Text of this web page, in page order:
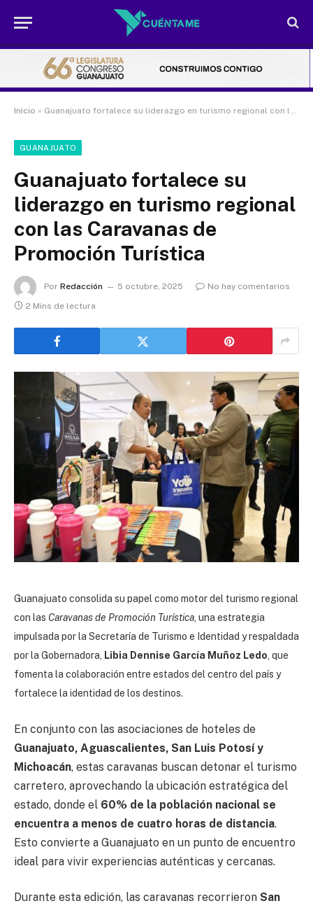
Inicio » Guanajuato fortalece su liderazgo en turismo regional con las Caravanas de Promoción Turística
GUANAJUATO
Guanajuato fortalece su
liderazgo en turismo regional
con las Caravanas de
Promoción Turística
Por Redacción 5 octubre, 2025
No hay comentarios
2 Mins de lectura
Guanajuato consolida su papel como motor del turismo regional
con las Caravanas de Promoción Turística, una estrategia
impulsada por la Secretaría de Turismo e Identidad y respaldada
por la Gobernadora, Libia Dennise García Muñoz Ledo, que
fomenta la colaboración entre estados del centro del país y
fortalece la identidad de los destinos.
En conjunto con las asociaciones de hoteles de
Guanajuato, Aguascalientes, San Luis Potosí y
Michoacán, estas caravanas buscan detonar el turismo
carretero, aprovechando la ubicación estratégica del
estado, donde el 60% de la población nacional se
encuentra a menos de cuatro horas de distancia.
Esto convierte a Guanajuato en un punto de encuentro
ideal para vivir experiencias auténticas y cercanas.
Durante esta edición, las caravanas recorrieron San